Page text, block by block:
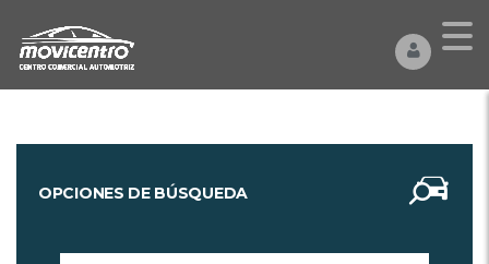
OPCIONES DE BÚSQUEDA